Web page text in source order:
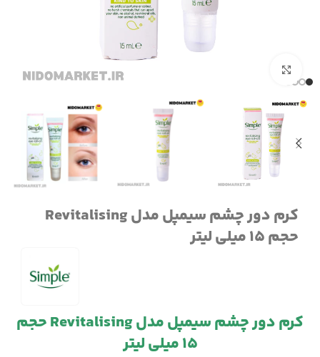
کرم دور چشم سیمپل مدل Revitalising
حجم 15 میلی لیتر
کرم دور چشم سیمپل مدل Revitalising حجم
15 میلی لیتر